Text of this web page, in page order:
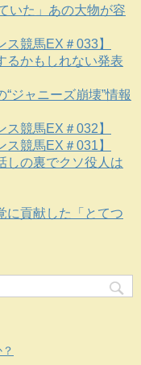
いた」あの大物が容
ス競馬EX＃033】
るかもしれない発表
ジャニーズ崩壊”情報
ス競馬EX＃032】
ス競馬EX＃031】
しの裏でクソ役人は
に貢献した「とてつ